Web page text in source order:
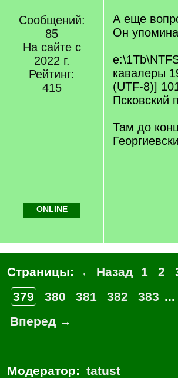
Сообщений:
85
На сайте с
2022 г.
Рейтинг:
415
А еще
Он
кавалеры
(UTF-8)]
Псковский
Там до
ONLINE
Страницы: ← Назад 1 2
379
380 381 382 383 ...
Вперед →
Модератор: tatust